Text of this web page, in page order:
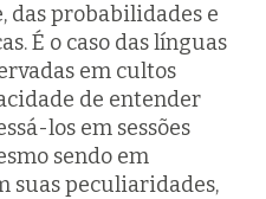
das probabilidades e
É o caso das línguas
em cultos
de entender
los em sessões
sendo em
suas peculiaridades,